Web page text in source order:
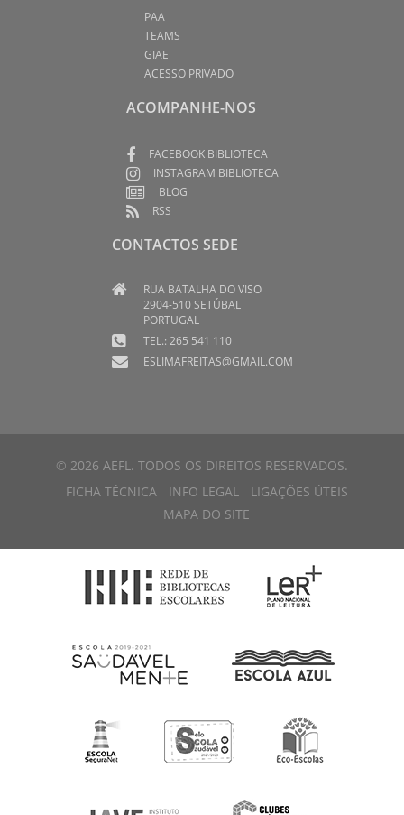
PAA
TEAMS
GIAE
ACESSO PRIVADO
ACOMPANHE-NOS
FACEBOOK BIBLIOTECA
INSTAGRAM BIBLIOTECA
BLOG
RSS
CONTACTOS SEDE
RUA BATALHA DO VISO
2904-510 SETÚBAL
PORTUGAL
TEL.: 265 541 110
ESLIMAFREITAS@GMAIL.COM
© 2026 AEFL. TODOS OS DIREITOS RESERVADOS.
FICHA TÉCNICA
INFO LEGAL
LIGAÇÕES ÚTEIS
MAPA DO SITE